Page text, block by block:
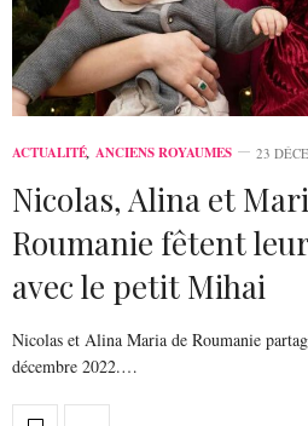
ACTUALITÉ, ANCIENS ROYAUMES 23
Nicolas, Alina et
Roumanie fêtent
avec le petit Mihai
Nicolas et Alina Maria de Roumanie
décembre 2022.…